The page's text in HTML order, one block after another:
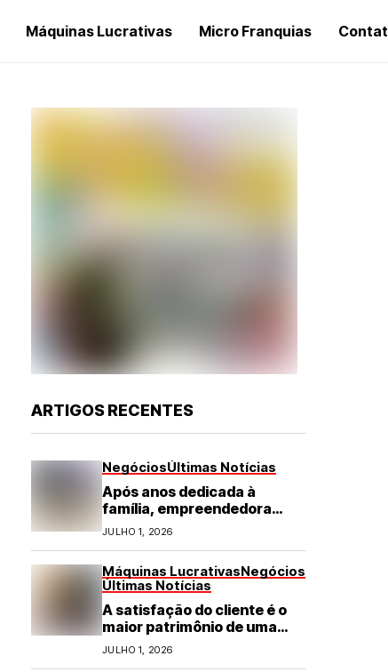
Máquinas Lucrativas Micro Franquias
ARTIGOS RECENTES
NegóciosÚltimas Notícias
Após anos dedicada à
família, empreendedora
transforma franquia de
turismo em negócio de
JULHO 1, 2026
Máquinas LucrativasNegócios
Últimas Notícias
A satisfação do cliente é o
maior patrimônio de uma
franquia
JULHO 1, 2026